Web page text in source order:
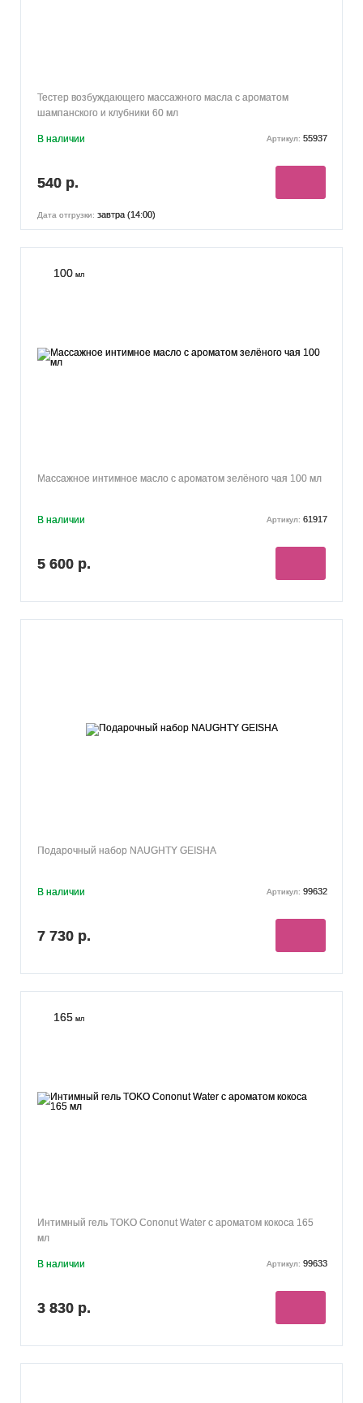
Тестер возбуждающего массажного масла с ароматом
шампанского и клубники 60 мл
В наличии Артикул: 55937
540 р.
Дата отгрузки: завтра (14:00)
100 мл
Массажное интимное масло с ароматом зелёного чая 100 мл
В наличии Артикул: 61917
5 600 р.
Подарочный набор NAUGHTY GEISHA
В наличии Артикул: 99632
7 730 р.
165 мл
Интимный гель TOKO Cononut Water с ароматом кокоса 165
мл
В наличии Артикул: 99633
3 830 р.